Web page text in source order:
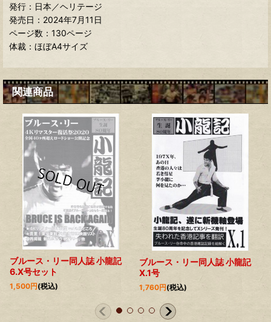
発行：日本／ヘリテージ
発売日：2024年7月11日
ページ数：130ページ
体裁：ほぼA4サイズ
関連商品
ブルース・リー同人誌 小龍記
6.X号セット
1,500円(税込)
ブルース・リー同人誌 小龍記
X.1号
1,760円(税込)